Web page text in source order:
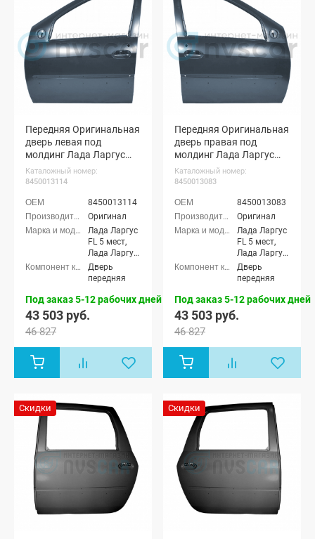
Передняя Оригинальная
дверь левая под
молдинг Лада Ларгус
ФЛ (Борнео 633)
Каталожный номер:
8450013114
8450013114
Оригинал
Лада Ларгус
FL 5 мест,
Лада Ларгус
FL 7 мест,
Лада Ларгус
мест, Лада
Кросс 7 мест
Дверь
передняя
Под заказ 5-12 рабочих дней
43 503 руб.
46 827
Передняя Оригинальная
дверь правая под
молдинг Лада Ларгус
ФЛ (Борнео 633)
Каталожный номер:
8450013083
8450013083
Оригинал
Лада Ларгус
FL 5 мест,
Лада Ларгус
FL 7 мест,
Лада Ларгус
мест, Лада
Кросс 7 мест
Дверь
передняя
Под заказ 5-12 рабочих дней
43 503 руб.
46 827
Скидки Скидки